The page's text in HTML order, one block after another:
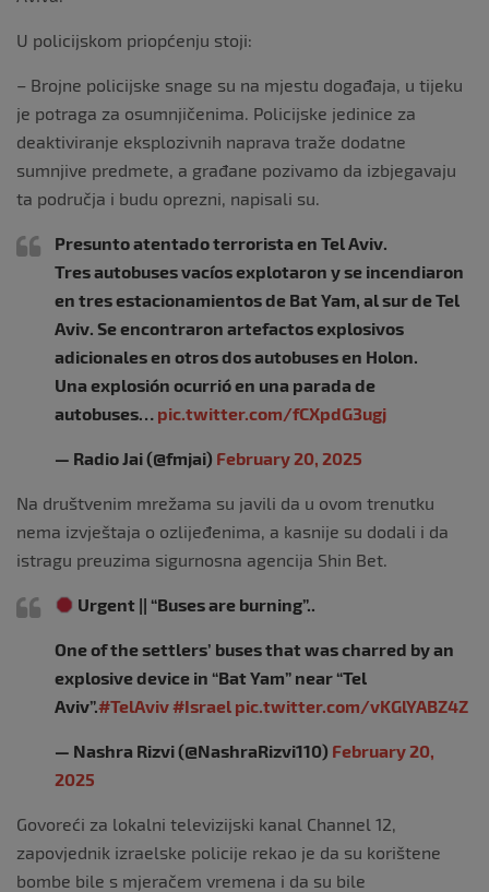
U policijskom priopćenju stoji:
– Brojne policijske snage su na mjestu događaja, u tijeku
je potraga za osumnjičenima. Policijske jedinice za
deaktiviranje eksplozivnih naprava traže dodatne
sumnjive predmete, a građane pozivamo da izbjegavaju
ta područja i budu oprezni, napisali su.
Presunto atentado terrorista en Tel Aviv.
Tres autobuses vacíos explotaron y se incendiaron
en tres estacionamientos de Bat Yam, al sur de Tel
Aviv. Se encontraron artefactos explosivos
adicionales en otros dos autobuses en Holon.
Una explosión ocurrió en una parada de
autobuses… pic.twitter.com/fCXpdG3ugj
— Radio Jai (@fmjai) February 20, 2025
Na društvenim mrežama su javili da u ovom trenutku
nema izvještaja o ozlijeđenima, a kasnije su dodali i da
istragu preuzima sigurnosna agencija Shin Bet.
Urgent || “Buses are burning”..
One of the settlers’ buses that was charred by an
explosive device in “Bat Yam” near “Tel
Aviv”.#TelAviv#Israel pic.twitter.com/vKGlYABZ4Z
— Nashra Rizvi (@NashraRizvi110) February 20,
2025
Govoreći za lokalni televizijski kanal Channel 12,
zapovjednik izraelske policije rekao je da su korištene
bombe bile s mjeračem vremena i da su bile